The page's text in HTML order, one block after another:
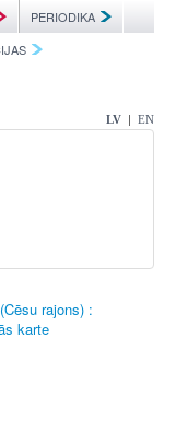
PERIODIKA
LV | EN
rajons) :
karte